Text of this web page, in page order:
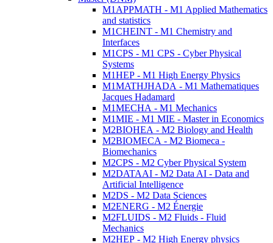
M1APPMATH - M1 Applied Mathematics
and statistics
M1CHEINT - M1 Chemistry and
Interfaces
M1CPS - M1 CPS - Cyber Physical
Systems
M1HEP - M1 High Energy Physics
M1MATHJHADA - M1 Mathematiques
Jacques Hadamard
M1MECHA - M1 Mechanics
M1MIE - M1 MIE - Master in Economics
M2BIOHEA - M2 Biology and Health
M2BIOMECA - M2 Biomeca -
Biomechanics
M2CPS - M2 Cyber Physical System
M2DATAAI - M2 Data AI - Data and
Artificial Intelligence
M2DS - M2 Data Sciences
M2ENERG - M2 Énergie
M2FLUIDS - M2 Fluids - Fluid
Mechanics
M2HEP - M2 High Energy physics